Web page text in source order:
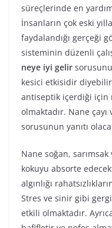
süreçlerinde en
İnsanların çok eski
faydalandığı gerçeği
sisteminin düzenli
neye iyi gelir
kesici etkisidir
antiseptik içerdiği için
olmaktadır. Nane çayı
sorusunun yanıtı
Nane soğan,
kokuyu absorte
algınlığı
Stres ve sinir gibi
etkili olmaktadır.